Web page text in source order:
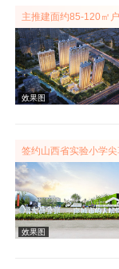
效果图
主推建面约85-120㎡
签约山西省实验小学